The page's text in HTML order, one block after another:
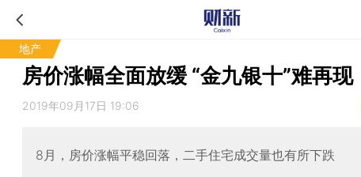
地产
房价涨幅全面放缓 “金九银十”难再现
2019年09月17日 19:06
8月，房价涨幅平稳回落，二手住宅成交量也有所下跌